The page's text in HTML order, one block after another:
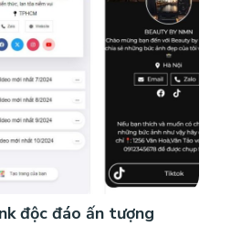
độc đáo ấn tượng